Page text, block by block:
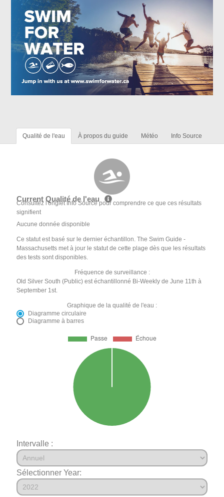
Qualité de l'eau À propos du guide Météo Info Source
Current Qualité de l'eau
Consultez l'onglet Info Source pour comprendre ce que ces résultats
signifient
Aucune donnée disponible
Ce statut est basé sur le dernier échantillon. The Swim Guide -
Massachusetts met à jour le statut de cette plage dès que les résultats
des tests sont disponibles.
Fréquence de surveillance :
Old Silver South (Public) est échantillonné Bi-Weekly de June 11th à
September 1st.
Graphique de la qualité de l'eau :
Diagramme circulaire
Diagramme à barres
Intervalle :
Sélectionner Year: